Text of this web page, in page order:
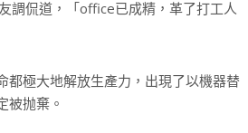
調侃道，「office已成精，革了打工人
都極大地解放生產力，出現了以機器替
被抛棄。